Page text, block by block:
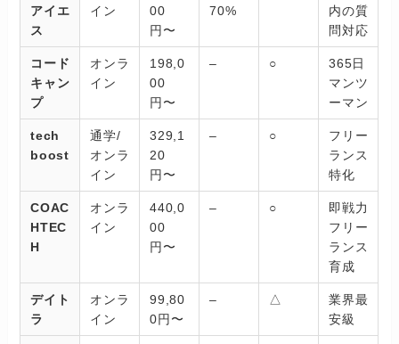
アイエ
ス
イン
00
円〜
70%
内の質
問対応
コード
キャン
プ
オンラ
イン
198,0
00
円〜
– ○
365日
マンツ
ーマン
tech
boost
通学/
オンラ
イン
329,1
20
円〜
– ○
フリー
ランス
特化
COAC
HTEC
H
オンラ
イン
440,0
00
円〜
– ○
即戦力
フリー
ランス
育成
デイト
ラ
オンラ
イン
99,80
0円〜
– △
業界最
安級